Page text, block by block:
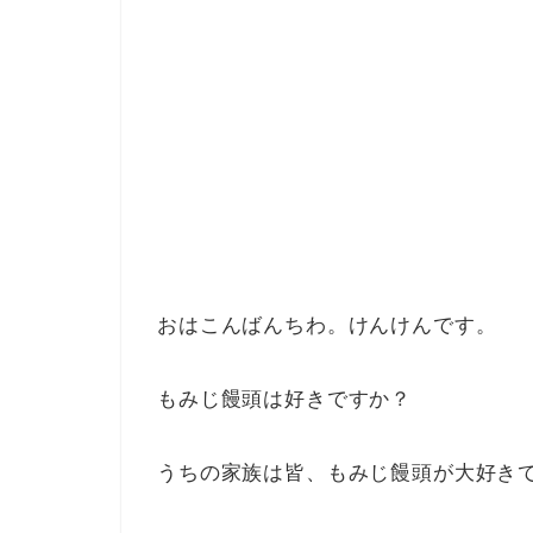
おはこんばんちわ。けんけんです。
もみじ饅頭は好きですか？
うちの家族は皆、もみじ饅頭が大好き